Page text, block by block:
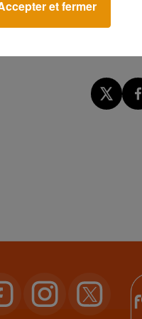
et fermer